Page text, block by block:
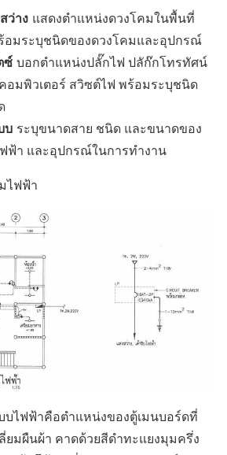
ว่าง แสดงตำแหน่งดวงโคมในพื้นที่
อมระบุชนิดของดวงโคมและอุปกรณ์
ซ์ บอกตำแหน่งปลั๊กไฟ ปลัก๊กโทรทัศน์
มพิวเตอร์ สวิซต์ไฟ พร้อมระบุชนิด
บ ระบุขนาดสาย ชนิด และขนาดของ
ฟ้า และอุปกรณ์ในการทำงาน
ไฟฟ้า
ไฟฟ้าคือตำแหน่งของตู้เมนบอร์ดที่
มผืนผ้า คาดด้วยสีดำทะแยงมุมครึ่ง